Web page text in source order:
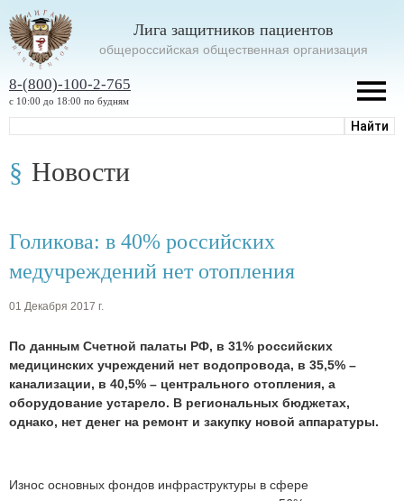
Лига защитников пациентов
oбщероссийская общественная организация
8-(800)-100-2-765
с 10:00 до 18:00 по будням
Новости
Голикова: в 40% российских
медучреждений нет отопления
01 Декабря 2017 г.
По данным Счетной палаты РФ, в 31% российских
медицинских учреждений нет водопровода, в 35,5% –
канализации, в 40,5% – центрального отопления, а
оборудование устарело. В региональных бюджетах,
однако, нет денег на ремонт и закупку новой аппаратуры.
Износ основных фондов инфраструктуры в сфере